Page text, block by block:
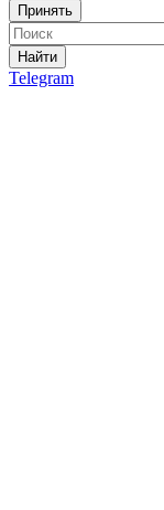
Принять
Найти
Telegram